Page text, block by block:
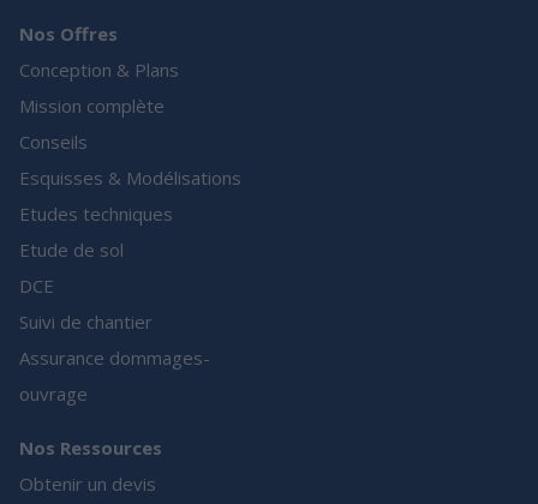
Nos Offres
Conception & Plans
Mission complète
Conseils
Esquisses & Modélisations
Etudes techniques
Etude de sol
DCE
Suivi de chantier
Assurance dommages-
ouvrage
Nos Ressources
Obtenir un devis